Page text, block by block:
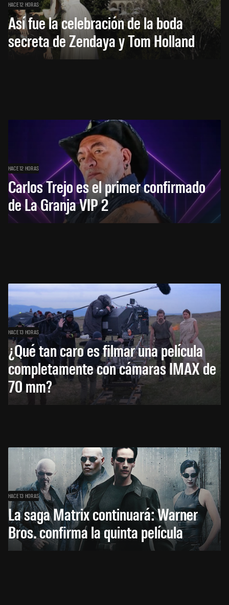
HACE 12 HORAS
Así fue la celebración de la boda
secreta de Zendaya y Tom Holland
HACE 12 HORAS
Carlos Trejo es el primer confirmado
de La Granja VIP 2
HACE 13 HORAS
¿Qué tan caro es filmar una película
completamente con cámaras IMAX de
70 mm?
HACE 13 HORAS
La saga Matrix continuará: Warner
Bros. confirma la quinta película